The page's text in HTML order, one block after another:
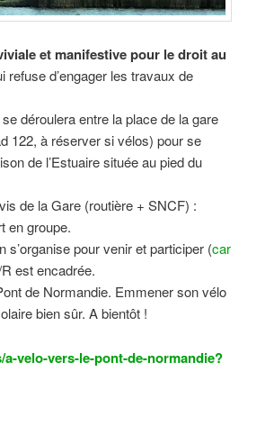
et manifestivepour le droit au
d’engager les travaux de
déroulera entre la place de la gare
122, à réserver si vélos) pour se
de l’Estuaire située au pied du
de la Gare (routière + SNCF) :
en groupe.
pour venir et participer (car
est encadrée.
de Normandie. Emmener son vélo
bien sûr. A bientôt !
velo-vers-le-pont-de-normandie?